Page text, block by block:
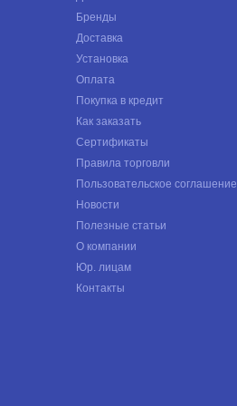
Бренды
Доставка
Установка
Оплата
Покупка в кредит
Как заказать
Сертификаты
Правила торговли
Пользовательское соглашение
Новости
Полезные статьи
О компании
Юр. лицам
Контакты